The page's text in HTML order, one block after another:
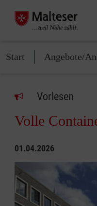
Start Angebote/
Vorlesen
Volle
01.04.2026